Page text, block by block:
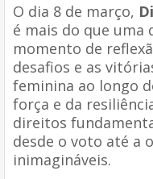
O dia 8 de março,
é mais do que uma
momento de
desafios e as
feminina ao longo
força e da
direitos
desde o voto até a
inimagináveis.